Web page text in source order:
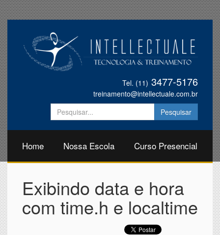
Tel. (11) 3477-5176
treinamento@intellectuale.com.br
Home Nossa Escola Curso Presencial
Exibindo data e hora
com time.h e localtime